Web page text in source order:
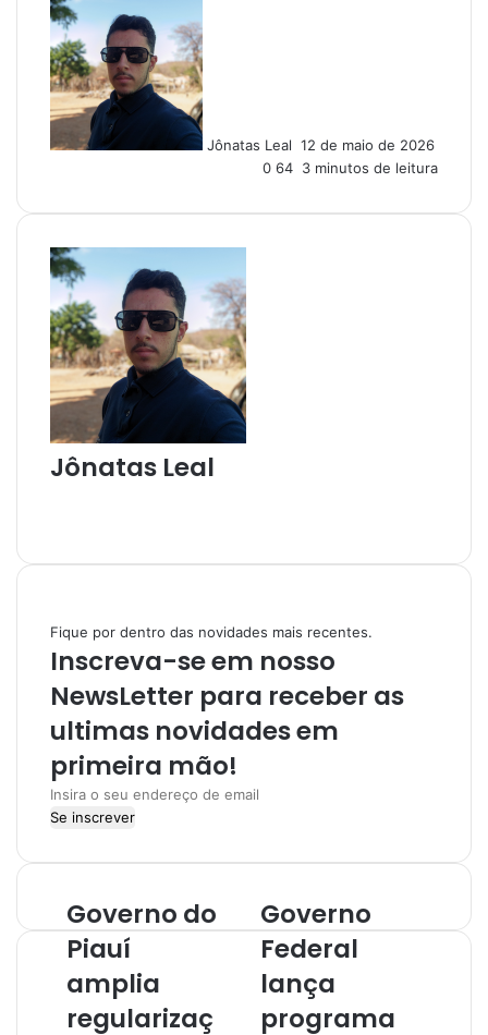
Jônatas Leal m
e
m
12 de maio de 2026
0 64 3 minutos de leitura
Jônatas Leal
s
e
s
g
r
m
Fique por dentro das novidades mais recentes.
Inscreva-se em nosso
NewsLetter para receber as
ultimas novidades em
primeira mão!
I
n
i
o Governo do
Piauí
amplia
regularizaç
Governo
Federal
lança
programa